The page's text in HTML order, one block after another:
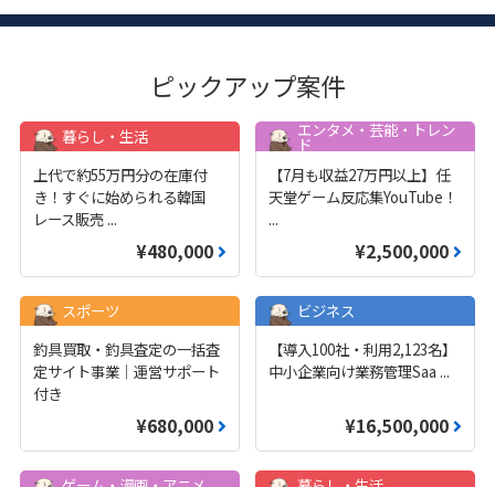
ピックアップ案件
暮らし・生活
上代で約55万円分の在庫付
き！すぐに始められる韓国
レース販売 ...
¥480,000
エンタメ・芸能・トレン
ド
【7月も収益27万円以上】任
天堂ゲーム反応集YouTube！
...
¥2,500,000
スポーツ
釣具買取・釣具査定の一括査
定サイト事業｜運営サポート
付き
¥680,000
ビジネス
【導入100社・利用2,123名】
中小企業向け業務管理Saa ...
¥16,500,000